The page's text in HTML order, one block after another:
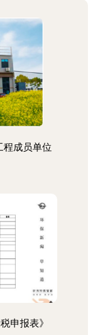
程成员单位
申报表》